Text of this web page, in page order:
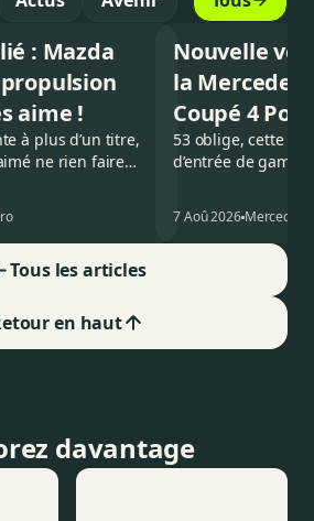
: Mazda
aime !
à plus d’un titre,
ne rien faire
2006 le prouve
manières…
Nouvelle
la Mercedes-
Coupé 4
53 oblige, cette
d’entrée de
pour un six-
Virtuellement du
7 Aoû 2026Mercedes
Tous les articles
en haut
davantage